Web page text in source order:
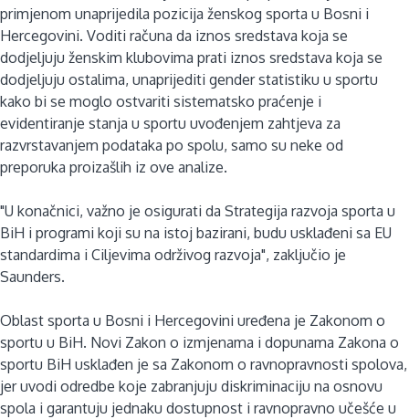
primjenom unaprijedila pozicija ženskog sporta u Bosni i
Hercegovini. Voditi računa da iznos sredstava koja se
dodjeljuju ženskim klubovima prati iznos sredstava koja se
dodjeljuju ostalima, unaprijediti gender statistiku u sportu
kako bi se moglo ostvariti sistematsko praćenje i
evidentiranje stanja u sportu uvođenjem zahtjeva za
razvrstavanjem podataka po spolu, samo su neke od
preporuka proizašlih iz ove analize.
"U konačnici, važno je osigurati da Strategija razvoja sporta u
BiH i programi koji su na istoj bazirani, budu usklađeni sa EU
standardima i Ciljevima održivog razvoja", zaključio je
Saunders.
Oblast sporta u Bosni i Hercegovini uređena je Zakonom o
sportu u BiH. Novi Zakon o izmjenama i dopunama Zakona o
sportu BiH usklađen je sa Zakonom o ravnopravnosti spolova,
jer uvodi odredbe koje zabranjuju diskriminaciju na osnovu
spola i garantuju jednaku dostupnost i ravnopravno učešće u